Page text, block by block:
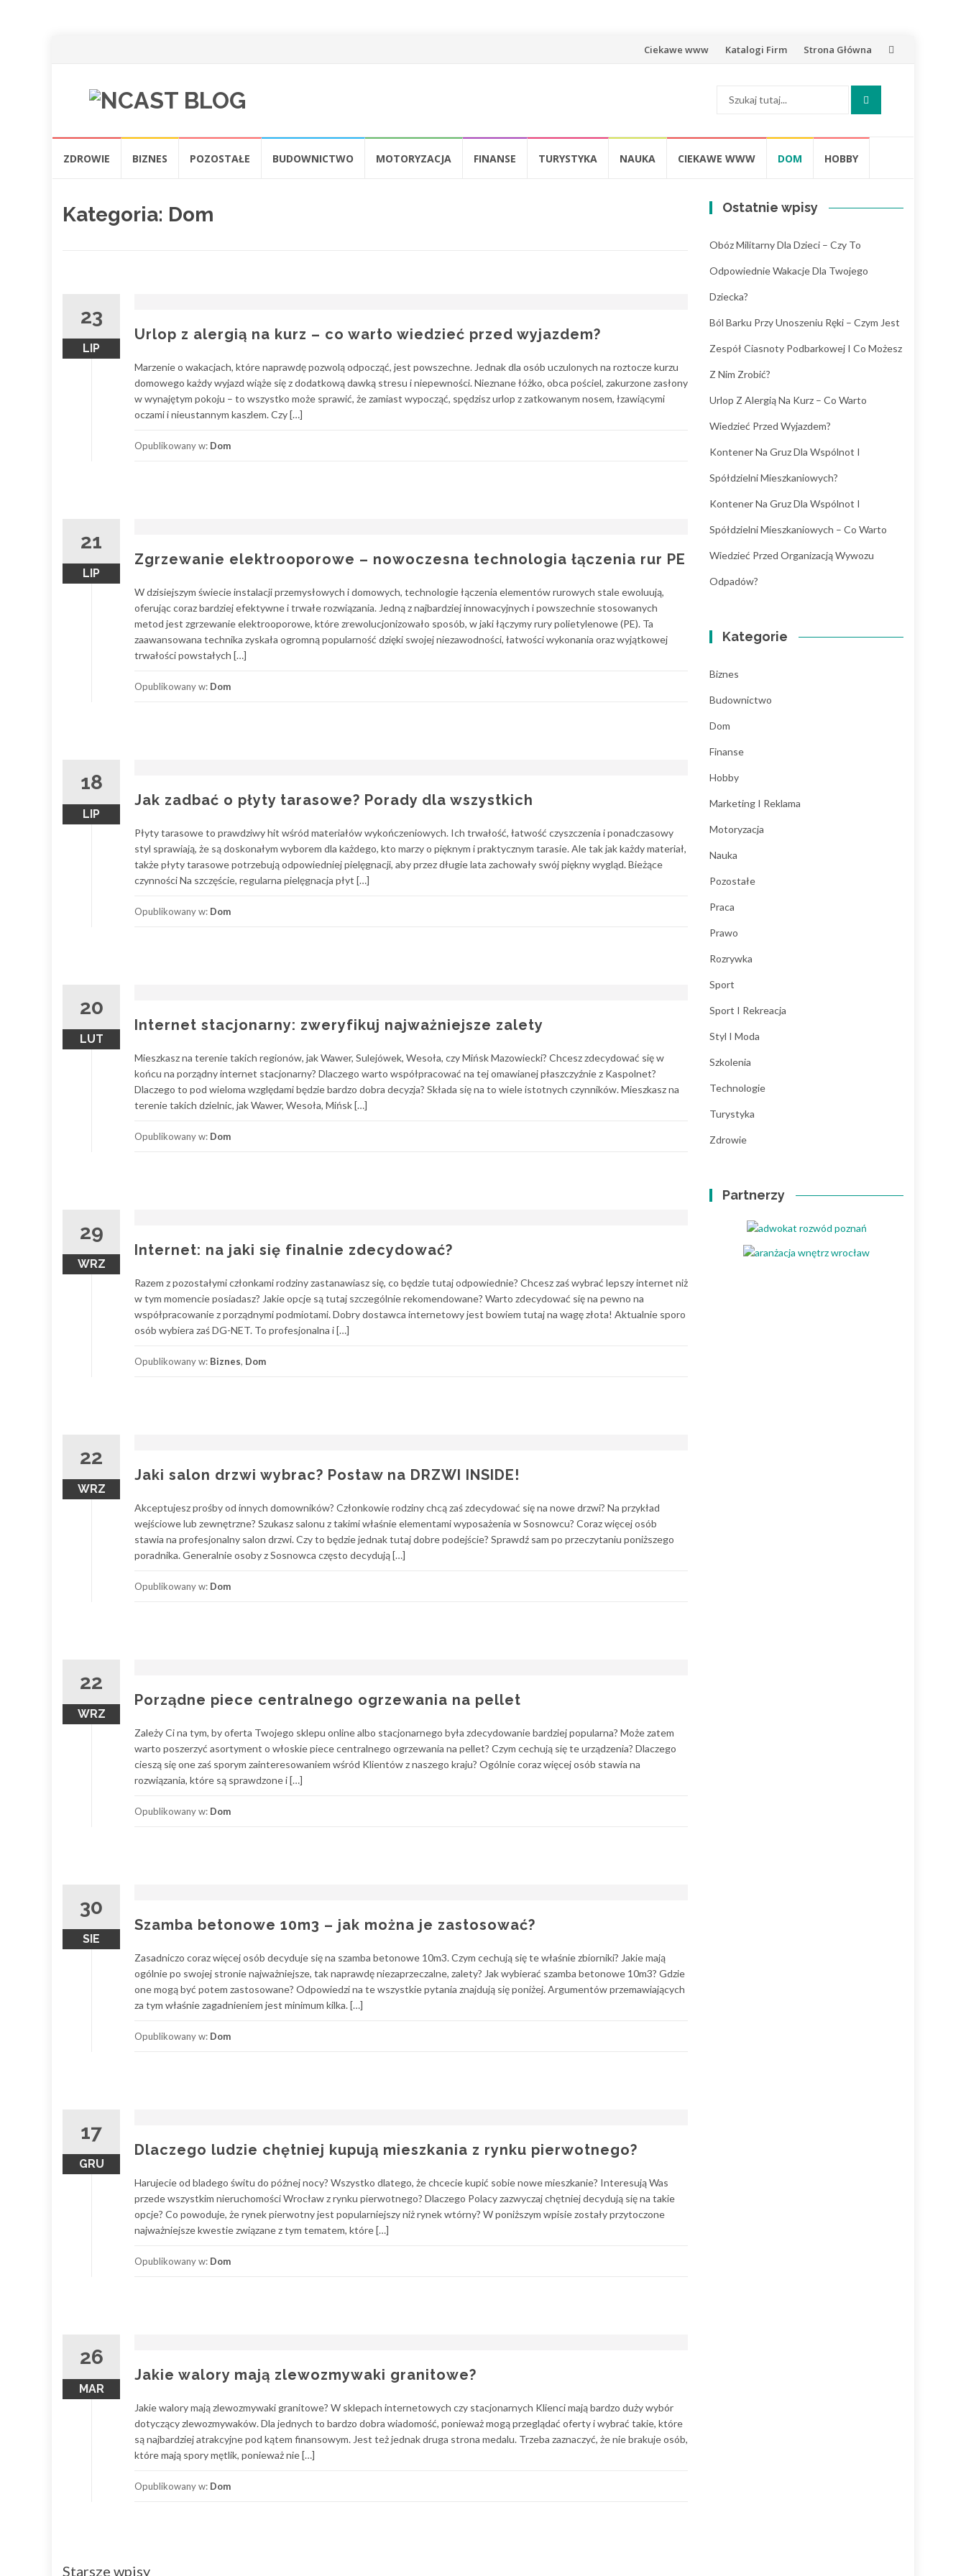
Przejdź
Ciekawe www Katalogi Firm Strona Główna
ZDROWIE BIZNES POZOSTAŁE BUDOWNICTWO MOTORYZACJA FINANSE TURYSTYKA NAUKA CIEKAWE WWW DOM HOBBY
Kategoria: Dom
23
LIP
Urlop z alergią na kurz – co warto wiedzieć przed wyjazdem?
Marzenie o wakacjach, które naprawdę pozwolą odpocząć, jest powszechne. Jednak dla osób uczulonych na roztocze kurzu
domowego każdy wyjazd wiąże się z dodatkową dawką stresu i niepewności. Nieznane łóżko, obca pościel, zakurzone zasłony
w wynajętym pokoju – to wszystko może sprawić, że zamiast wypocząć, spędzisz urlop z zatkowanym nosem, łzawiącymi
oczami i nieustannym kaszlem. Czy […]
Opublikowany w: Dom
21
LIP
Zgrzewanie elektrooporowe – nowoczesna technologia łączenia rur PE
W dzisiejszym świecie instalacji przemysłowych i domowych, technologie łączenia elementów rurowych stale ewoluują,
oferując coraz bardziej efektywne i trwałe rozwiązania. Jedną z najbardziej innowacyjnych i powszechnie stosowanych
metod jest zgrzewanie elektrooporowe, które zrewolucjonizowało sposób, w jaki łączymy rury polietylenowe (PE). Ta
zaawansowana technika zyskała ogromną popularność dzięki swojej niezawodności, łatwości wykonania oraz wyjątkowej
trwałości powstałych […]
Opublikowany w: Dom
18
LIP
Jak zadbać o płyty tarasowe? Porady dla wszystkich
Płyty tarasowe to prawdziwy hit wśród materiałów wykończeniowych. Ich trwałość, łatwość czyszczenia i ponadczasowy
styl sprawiają, że są doskonałym wyborem dla każdego, kto marzy o pięknym i praktycznym tarasie. Ale tak jak każdy materiał,
także płyty tarasowe potrzebują odpowiedniej pielęgnacji, aby przez długie lata zachowały swój piękny wygląd. Bieżące
czynności Na szczęście, regularna pielęgnacja płyt […]
Opublikowany w: Dom
20
LUT
Internet stacjonarny: zweryfikuj najważniejsze zalety
Mieszkasz na terenie takich regionów, jak Wawer, Sulejówek, Wesoła, czy Mińsk Mazowiecki? Chcesz zdecydować się w
końcu na porządny internet stacjonarny? Dlaczego warto współpracować na tej omawianej płaszczyźnie z Kaspolnet?
Dlaczego to pod wieloma względami będzie bardzo dobra decyzja? Składa się na to wiele istotnych czynników. Mieszkasz na
terenie takich dzielnic, jak Wawer, Wesoła, Mińsk […]
Opublikowany w: Dom
29
WRZ
Internet: na jaki się finalnie zdecydować?
Razem z pozostałymi członkami rodziny zastanawiasz się, co będzie tutaj odpowiednie? Chcesz zaś wybrać lepszy internet niż
w tym momencie posiadasz? Jakie opcje są tutaj szczególnie rekomendowane? Warto zdecydować się na pewno na
współpracowanie z porządnymi podmiotami. Dobry dostawca internetowy jest bowiem tutaj na wagę złota! Aktualnie sporo
osób wybiera zaś DG-NET. To profesjonalna i […]
Opublikowany w: Biznes, Dom
22
WRZ
Jaki salon drzwi wybrac? Postaw na DRZWI INSIDE!
Akceptujesz prośby od innych domowników? Członkowie rodziny chcą zaś zdecydować się na nowe drzwi? Na przykład
wejściowe lub zewnętrzne? Szukasz salonu z takimi właśnie elementami wyposażenia w Sosnowcu? Coraz więcej osób
stawia na profesjonalny salon drzwi. Czy to będzie jednak tutaj dobre podejście? Sprawdź sam po przeczytaniu poniższego
poradnika. Generalnie osoby z Sosnowca często decydują […]
Opublikowany w: Dom
22
WRZ
Porządne piece centralnego ogrzewania na pellet
Zależy Ci na tym, by oferta Twojego sklepu online albo stacjonarnego była zdecydowanie bardziej popularna? Może zatem
warto poszerzyć asortyment o włoskie piece centralnego ogrzewania na pellet? Czym cechują się te urządzenia? Dlaczego
cieszą się one zaś sporym zainteresowaniem wśród Klientów z naszego kraju? Ogólnie coraz więcej osób stawia na
rozwiązania, które są sprawdzone i […]
Opublikowany w: Dom
30
SIE
Szamba betonowe 10m3 – jak można je zastosować?
Zasadniczo coraz więcej osób decyduje się na szamba betonowe 10m3. Czym cechują się te właśnie zbiorniki? Jakie mają
ogólnie po swojej stronie najważniejsze, tak naprawdę niezaprzeczalne, zalety? Jak wybierać szamba betonowe 10m3? Gdzie
one mogą być potem zastosowane? Odpowiedzi na te wszystkie pytania znajdują się poniżej. Argumentów przemawiających
za tym właśnie zagadnieniem jest minimum kilka. […]
Opublikowany w: Dom
17
GRU
Dlaczego ludzie chętniej kupują mieszkania z rynku pierwotnego?
Harujecie od bladego świtu do późnej nocy? Wszystko dlatego, że chcecie kupić sobie nowe mieszkanie? Interesują Was
przede wszystkim nieruchomości Wrocław z rynku pierwotnego? Dlaczego Polacy zazwyczaj chętniej decydują się na takie
opcje? Co powoduje, że rynek pierwotny jest popularniejszy niż rynek wtórny? W poniższym wpisie zostały przytoczone
najważniejsze kwestie związane z tym tematem, które […]
Opublikowany w: Dom
26
MAR
Jakie walory mają zlewozmywaki granitowe?
Jakie walory mają zlewozmywaki granitowe? W sklepach internetowych czy stacjonarnych Klienci mają bardzo duży wybór
dotyczący zlewozmywaków. Dla jednych to bardzo dobra wiadomość, ponieważ mogą przeglądać oferty i wybrać takie, które
są najbardziej atrakcyjne pod kątem finansowym. Jest też jednak druga strona medalu. Trzeba zaznaczyć, że nie brakuje osób,
które mają spory mętlik, ponieważ nie […]
Opublikowany w: Dom
Nawigacja
Starsze wpisy
Ostatnie wpisy
Obóz Militarny Dla Dzieci – Czy To
Odpowiednie Wakacje Dla Twojego
Dziecka?
Ból Barku Przy Unoszeniu Ręki – Czym Jest
Zespół Ciasnoty Podbarkowej I Co Możesz
Z Nim Zrobić?
Urlop Z Alergią Na Kurz – Co Warto
Wiedzieć Przed Wyjazdem?
Kontener Na Gruz Dla Wspólnot I
Spółdzielni Mieszkaniowych?
Kontener Na Gruz Dla Wspólnot I
Spółdzielni Mieszkaniowych – Co Warto
Wiedzieć Przed Organizacją Wywozu
Odpadów?
Kategorie
Biznes
Budownictwo
Dom
Finanse
Hobby
Marketing I Reklama
Motoryzacja
Nauka
Pozostałe
Praca
Prawo
Rozrywka
Sport
Sport I Rekreacja
Styl I Moda
Szkolenia
Technologie
Turystyka
Zdrowie
Partnerzy